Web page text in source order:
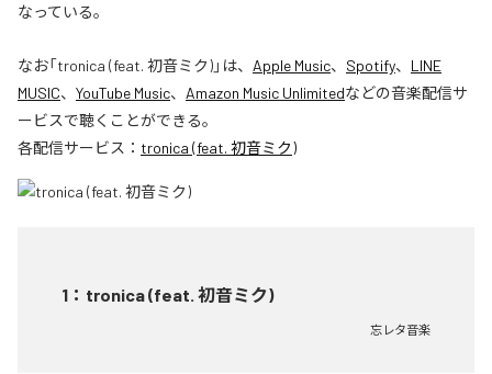
なっている。
なお「tronica (feat. 初音ミク)」は、 Apple Music、 Spotify、 LINE
MUSIC、 YouTube Music、 Amazon Music Unlimitedなどの音楽配信サ
ービスで聴くことができる。
各配信サービス： tronica (feat. 初音ミク)
1 ： tronica (feat. 初音ミク)
忘レタ音楽